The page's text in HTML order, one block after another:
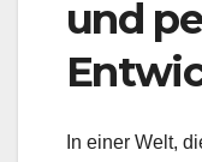
und
In einer Welt,